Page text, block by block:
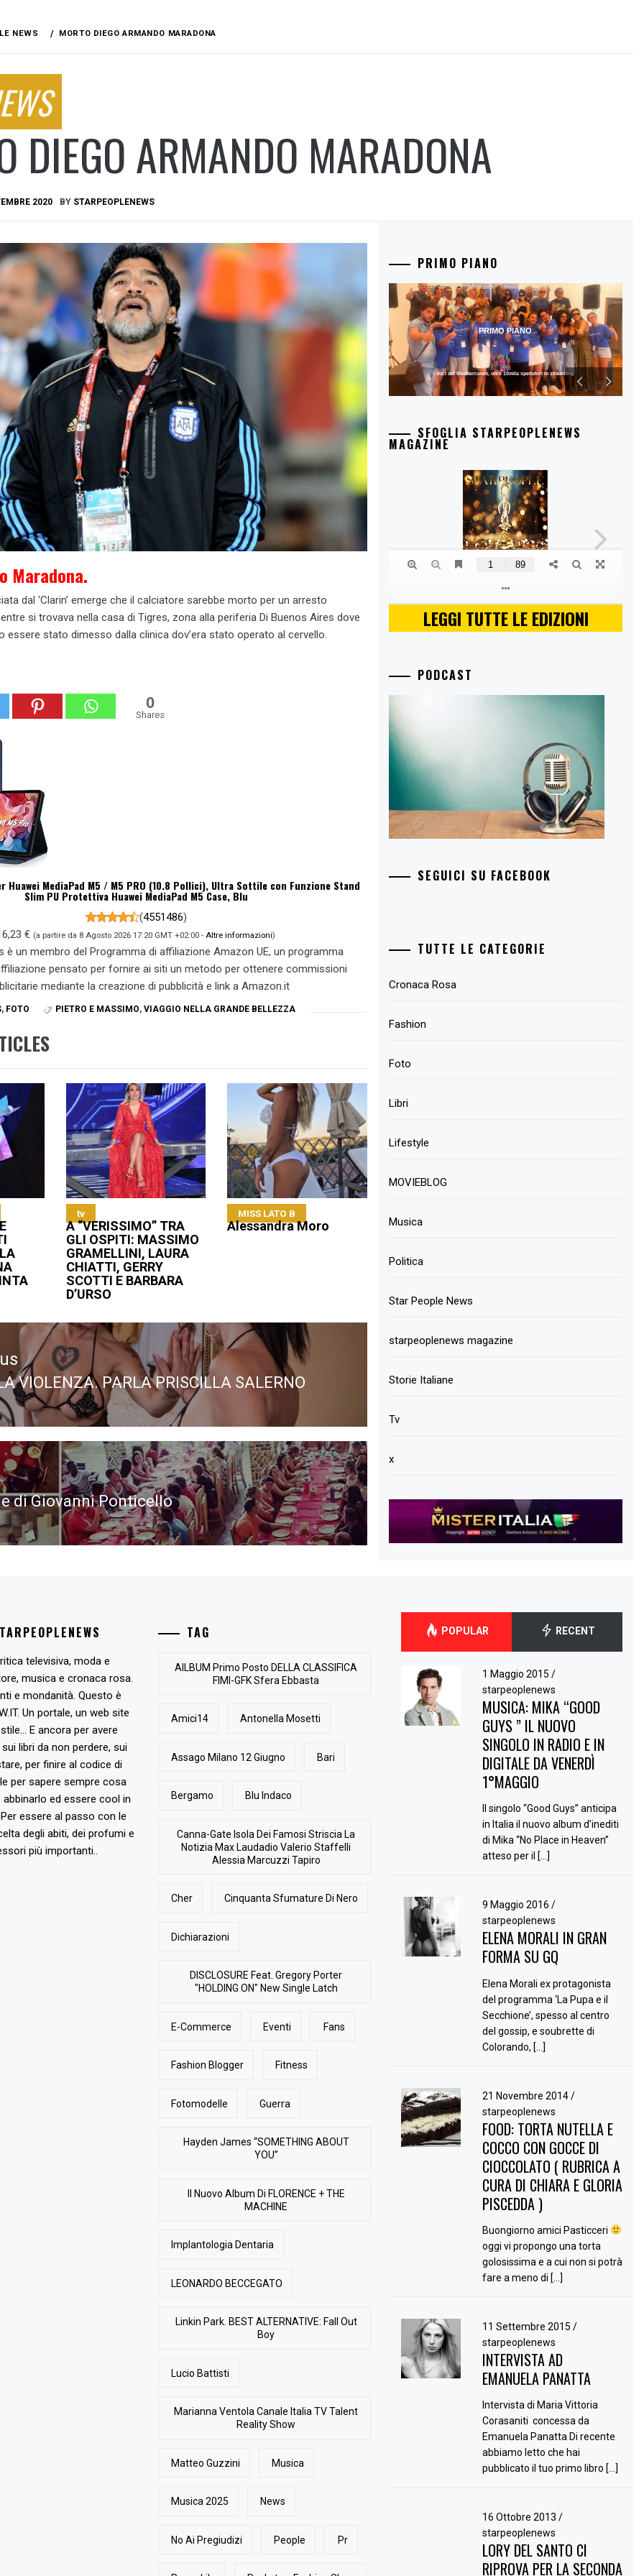
NEWS MORTO DIEGO ARMANDO MARADONA
DIEGO ARMANDO MARADONA
2020 BY STARPEOPLENEWS
Maradona.
dal ‘Clarin’ emerge che il calciatore sarebbe morto per un arresto
si trovava nella casa di Tigres, zona alla periferia Di Buenos Aires dove
essere stato dimesso dalla clinica dov’era stato operato al cervello.
0
Shares
Huawei MediaPad M5 / M5 PRO (10.8 Pollici), Ultra Sottile con Funzione Stand
Slim PU Protettiva Huawei MediaPad M5 Case, Blu
(4551486)
€ (a partire da 8 Agosto 2026 17:20 GMT +02:00 -Altre informazioni)
è un membro del Programma di affiliazione Amazon UE, un programma
pensato per fornire ai siti un metodo per ottenere commissioni
mediante la creazione di pubblicità e link a Amazon.it
, FOTO PIETRO E MASSIMO, VIAGGIO NELLA GRANDE BELLEZZA
tv
A “VERISSIMO” TRA
GLI OSPITI: MASSIMO
GRAMELLINI, LAURA
CHIATTI, GERRY
SCOTTI E BARBARA
D’URSO
MISS LATO B
Alessandra Moro
VIOLENZA. PARLA PRISCILLA SALERNO
di Giovanni Ponticello
PRIMO PIANO
Voci dal Mediterraneo, oltre 10mila spettatori in streaming
PRIMO PIANO
SFOGLIA STARPEOPLENEWS
MAGAZINE
LEGGI TUTTE LE EDIZIONI
PODCAST
SEGUICI SU FACEBOOK
TUTTE LE CATEGORIE
Cronaca Rosa
Fashion
Foto
Libri
Lifestyle
MOVIEBLOG
Musica
Politica
Star People News
starpeoplenews magazine
Storie Italiane
Tv
x
televisiva, moda e
musica e cronaca rosa.
e mondanità. Questo è
Un portale, un web site
E ancora per avere
libri da non perdere, sui
per finire al codice di
per sapere sempre cosa
ed essere cool in
essere al passo con le
degli abiti, dei profumi e
più importanti..
TAG
AlLBUM Primo Posto DELLA CLASSIFICA
FIMI-GFK Sfera Ebbasta
Amici14 Antonella Mosetti
Assago Milano 12 Giugno Bari
Bergamo Blu Indaco
Canna-Gate Isola Dei Famosi Striscia La
Notizia Max Laudadio Valerio Staffelli
Alessia Marcuzzi Tapiro
Cher Cinquanta Sfumature Di Nero
Dichiarazioni
DISCLOSURE Feat. Gregory Porter
"HOLDING ON" New Single Latch
E-Commerce Eventi Fans
Fashion Blogger Fitness
Fotomodelle Guerra
Hayden James “SOMETHING ABOUT
YOU”
Il Nuovo Album Di FLORENCE + THE
MACHINE
Implantologia Dentaria
LEONARDO BECCEGATO
Linkin Park. BEST ALTERNATIVE: Fall Out
Boy
Lucio Battisti
Marianna Ventola Canale Italia TV Talent
Reality Show
Matteo Guzzini Musica
Musica 2025 News
No Ai Pregiudizi People Pr
POPULAR RECENT
1 Maggio 2015 /
starpeoplenews
MUSICA: MIKA “GOOD
GUYS ” IL NUOVO
SINGOLO IN RADIO E IN
DIGITALE DA VENERDÌ
1°MAGGIO
Il singolo “Good Guys” anticipa
in Italia il nuovo album d’inediti
di Mika “No Place in Heaven”
atteso per il […]
9 Maggio 2016 /
starpeoplenews
ELENA MORALI IN GRAN
FORMA SU GQ
Elena Morali ex protagonista
del programma ‘La Pupa e il
Secchione’, spesso al centro
del gossip, e soubrette di
Colorando, […]
21 Novembre 2014/
starpeoplenews
FOOD: TORTA NUTELLA E
COCCO CON GOCCE DI
CIOCCOLATO ( RUBRICA A
CURA DI CHIARA E GLORIA
PISCEDDA )
Buongiorno amici Pasticceri
oggi vi propongo una torta
golosissima e a cui non si potrà
fare a meno di […]
11 Settembre 2015 /
starpeoplenews
INTERVISTA AD
EMANUELA PANATTA
Intervista di Maria Vittoria
Corasaniti concessa da
Emanuela Panatta Di recente
abbiamo letto che hai
pubblicato il tuo primo libro […]
16 Ottobre 2013 /
starpeoplenews
LORY DEL SANTO CI
RIPROVA PER LA SECONDA